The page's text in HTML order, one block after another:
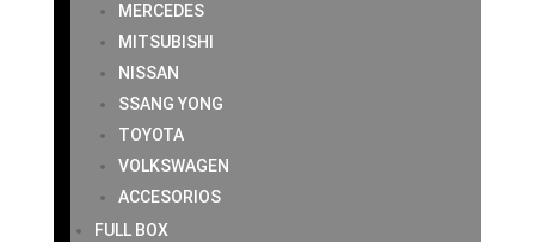
MERCEDES
MITSUBISHI
NISSAN
SSANG YONG
TOYOTA
VOLKSWAGEN
ACCESORIOS
FULL BOX